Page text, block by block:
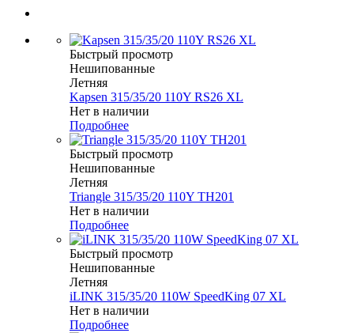
Быстрый просмотр
Нешипованные
Летняя
Kapsen 315/35/20 110Y RS26 XL
Нет в наличии
Подробнее
Быстрый просмотр
Нешипованные
Летняя
Triangle 315/35/20 110Y TH201
Нет в наличии
Подробнее
Быстрый просмотр
Нешипованные
Летняя
iLINK 315/35/20 110W SpeedKing 07 XL
Нет в наличии
Подробнее